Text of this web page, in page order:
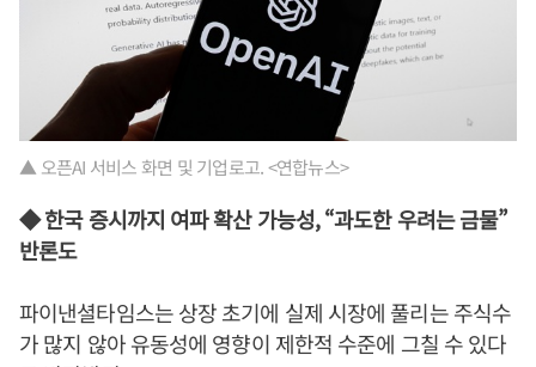
▲ 오픈AI 서비스 화면 및 기업로고. <연합뉴스>
◆ 한국 증시까지 여파 확산 가능성, “과도한 우려는 금물”
반론도
파이낸셜타임스는 상장 초기에 실제 시장에 풀리는 주식수
가 많지 않아 유동성에 영향이 제한적 수준에 그칠 수 있다